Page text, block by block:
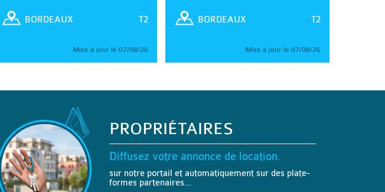
T2
BORDEAUX
Mise à jour le 07/08/26
T2
BORDEAUX
Mise à jour le 07/08/26
PROPRIÉTAIRES
Diffusez votre annonce de location.
sur notre portail et automatiquement sur des plate-
formes partenaires...